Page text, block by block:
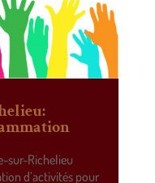
sur-Richelieu
d’activités pour